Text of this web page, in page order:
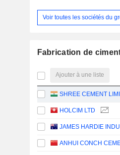
Voir toutes les sociétés du
Fabrication de
Ajouter à une liste
SHREE CEMENT
HOLCIM LTD